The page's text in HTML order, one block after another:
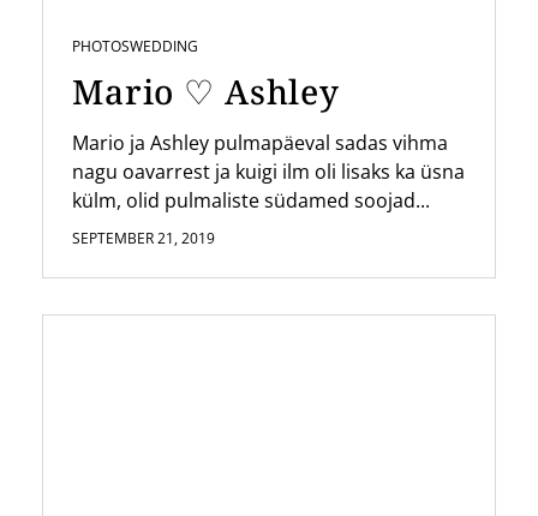
PHOTOSWEDDING
Mario ♡ Ashley
Mario ja Ashley pulmapäeval sadas vihma
nagu oavarrest ja kuigi ilm oli lisaks ka üsna
külm, olid pulmaliste südamed soojad...
SEPTEMBER 21, 2019